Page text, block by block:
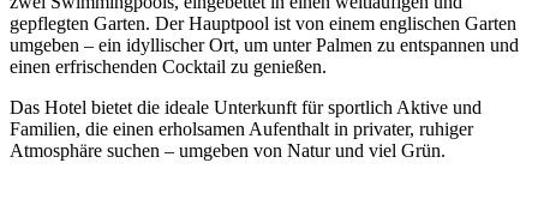
gepflegten Garten. Der Hauptpool ist von einem englischen Garten
umgeben – ein idyllischer Ort, um unter Palmen zu entspannen und
einen erfrischenden Cocktail zu genießen.
Das Hotel bietet die ideale Unterkunft für sportlich Aktive und
Familien, die einen erholsamen Aufenthalt in privater, ruhiger
Atmosphäre suchen – umgeben von Natur und viel Grün.